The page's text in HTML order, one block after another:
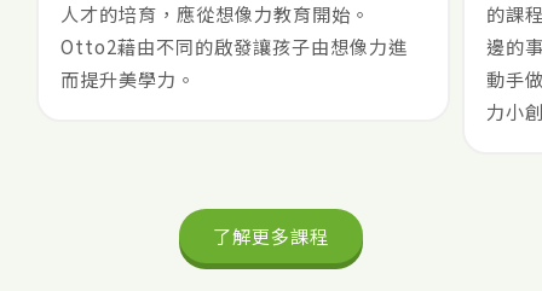
人才的培育，應從想像力教育開始。
Otto2藉由不同的啟發讓孩子由想像力進
而提升美學力。
的課
邊的
動手
力小
了解更多課程